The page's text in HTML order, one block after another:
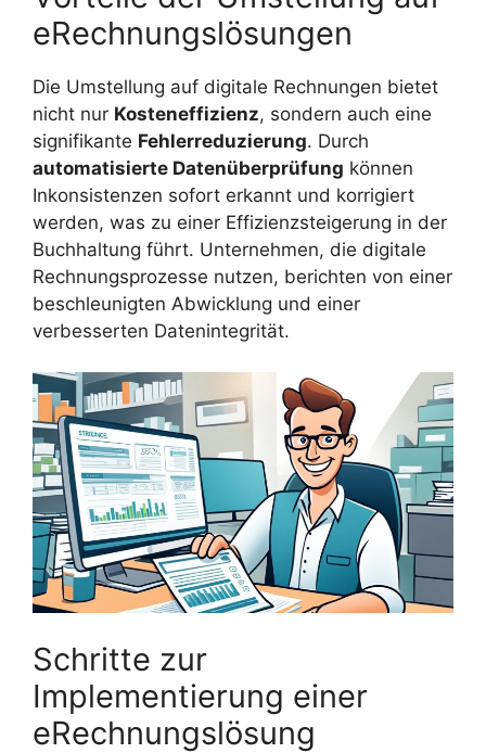
eRechnungslösungen
Die Umstellung auf digitale Rechnungen bietet
nicht nur Kosteneffizienz, sondern auch eine
signifikante Fehlerreduzierung. Durch
automatisierte Datenüberprüfung können
Inkonsistenzen sofort erkannt und korrigiert
werden, was zu einer Effizienzsteigerung in der
Buchhaltung führt. Unternehmen, die digitale
Rechnungsprozesse nutzen, berichten von einer
beschleunigten Abwicklung und einer
verbesserten Datenintegrität.
Schritte zur
Implementierung einer
eRechnungslösung